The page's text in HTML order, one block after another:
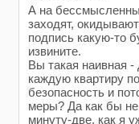
А на
заходят,
подпись какую-то
извините.
Вы такая наивная -
каждую квартиру
безопасность и
меры? Да как бы
минуту-две, как я